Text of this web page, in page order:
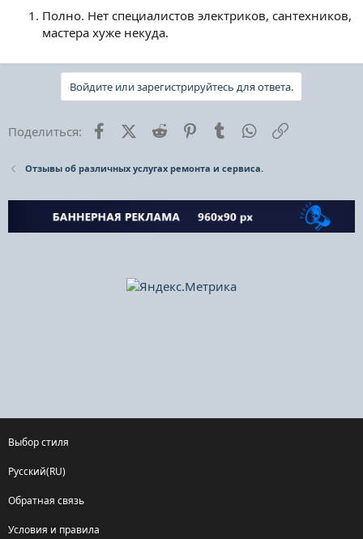
Полно. Нет специалистов электриков, сантехников,
мастера хуже некуда.
Войдите или зарегистрируйтесь для ответа.
Поделиться: FacebookX (Twitter)
Reddit PinterestTumblr WhatsApp
Отзывы об различных услугах ремонта и сервиса.
Выбор стиля
Русский(RU)
Обратная связь
Условия и правила